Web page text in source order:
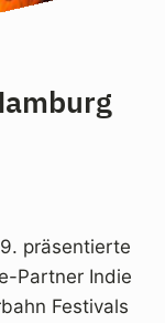
präsentierte
Partner Indie
Festivals